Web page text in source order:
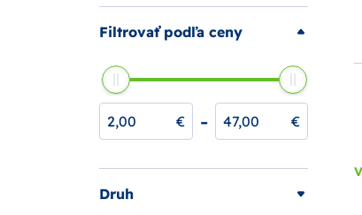
Filtrovať podľa ceny
€ - €
Druh